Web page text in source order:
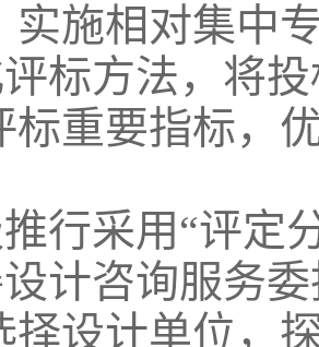
实施相对集中
标方法，将
标重要指标，
行采用“评定
计咨询服务
择设计单位，